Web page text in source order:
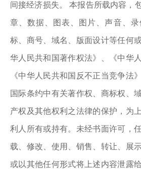
间接经济损失。 本报告所载内容，
章、数据、图表、图片、声音、
标、商号、域名、版面设计等任何
华人民共和国著作权法》、《中华
《中华人民共和国反不正当竞争法
国际条约中有关著作权、商标权、
产权及其他权利之法律的保护，为
利人所有或持有。未经书面许可，
载、修改、使用、销售、转让、展
或以其他任何形式将上述内容泄露